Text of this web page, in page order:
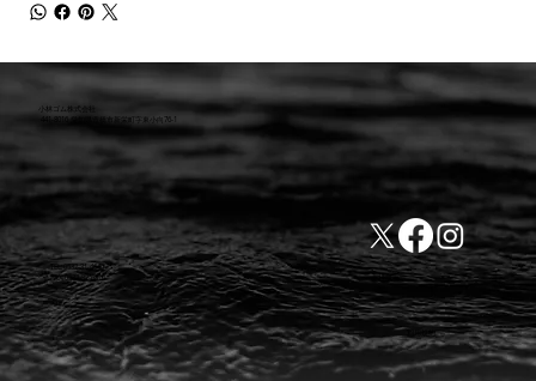
小林ゴム株式会社
441-8016 愛知県豊橋市新栄町字東小向76-1
TEL:0532-31-4646
FAX:0532-32-6810
​会社概要
​利用規約